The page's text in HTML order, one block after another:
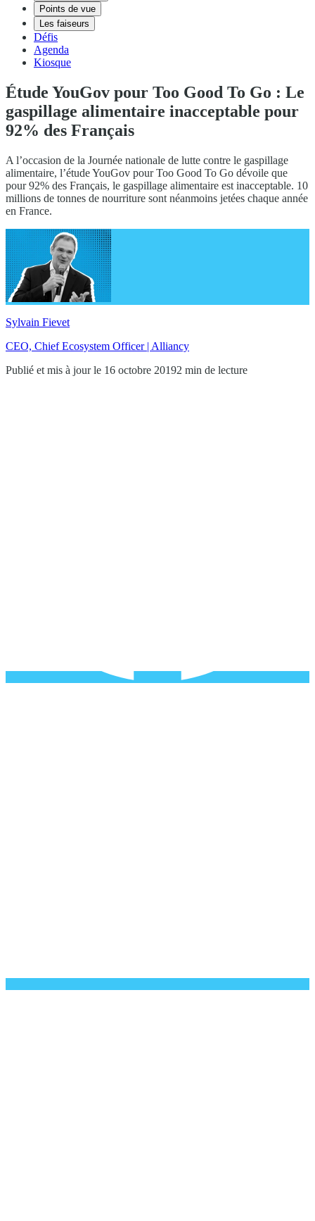
Points de vue
Les faiseurs
Défis
Agenda
Kiosque
Étude YouGov pour Too Good To Go : Le
gaspillage alimentaire inacceptable pour
92% des Français
A l’occasion de la Journée nationale de lutte contre le gaspillage
alimentaire, l’étude YouGov pour Too Good To Go dévoile que
pour 92% des Français, le gaspillage alimentaire est inacceptable. 10
millions de tonnes de nourriture sont néanmoins jetées chaque année
en France.
Sylvain Fievet
CEO, Chief Ecosystem Officer | Alliancy
Publié et mis à jour le 16 octobre 20192 min de lecture